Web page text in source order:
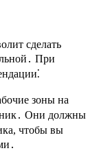
сделать
При
зоны на
Они должны
чтобы вы